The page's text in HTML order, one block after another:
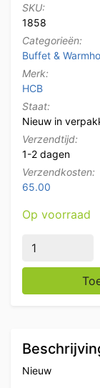
SKU:
1858
Categorieën:
Buffet &
Merk:
HCB
Staat:
Nieuw in
Verzendtijd:
1-2 dagen
Verzendkosten:
65.00
Op voorraad
HCB RVS
Nieuw